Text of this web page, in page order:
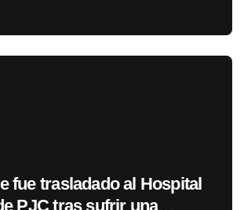
Caballero
fue trasladado al Hospital
PJC tras sufrir una